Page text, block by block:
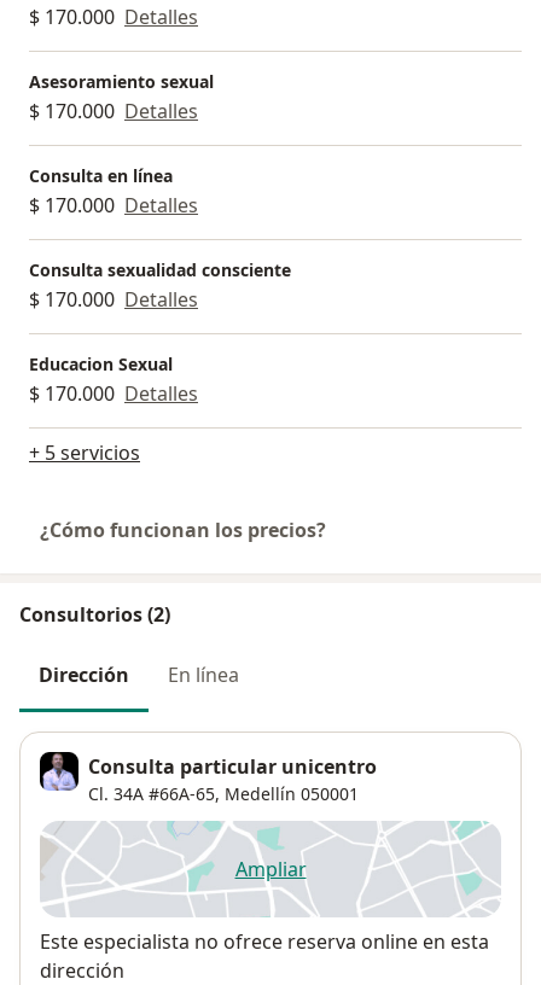
$ 170.000 Detalles
Asesoramiento sexual
$ 170.000 Detalles
Consulta en línea
$ 170.000 Detalles
Consulta sexualidad consciente
$ 170.000 Detalles
Educacion Sexual
$ 170.000 Detalles
+ 5 servicios
¿Cómo funcionan los precios?
Consultorios (2)
Dirección En línea
Consulta particular unicentro
Cl. 34A #66A-65, Medellín 050001
Ampliarse abre en una nueva
Disponibilidad
Este especialista no ofrece reserva online en esta
dirección